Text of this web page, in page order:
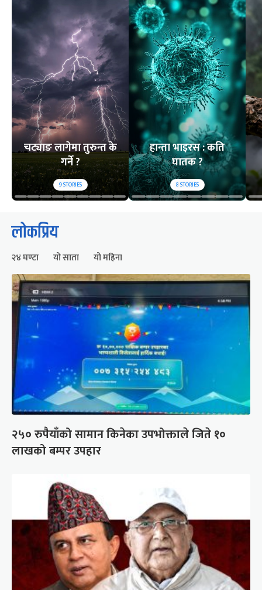
चट्याङ लागेमा तुरुन्त के
गर्ने ?
9STORIES
हान्ता भाइरस : कति
घातक ?
8STORIES
लोकप्रिय
२४ घण्टा यो साता यो महिना
२५० रुपैयाँको सामान किनेका उपभोक्ताले जिते १०
लाखको बम्पर उपहार